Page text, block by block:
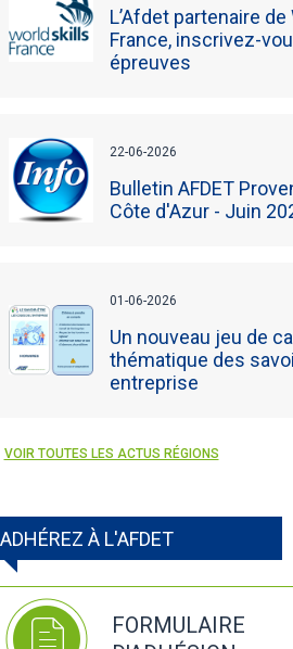
L’Afdet partenaire
France, inscrivez-
épreuves
22-06-2026
Bulletin AFDET
Côte d'Azur - Juin
01-06-2026
Un nouveau jeu de
thématique des
entreprise
VOIR TOUTES LES ACTUS RÉGIONS
ADHÉREZ À L'AFDET
FORMULAIRE